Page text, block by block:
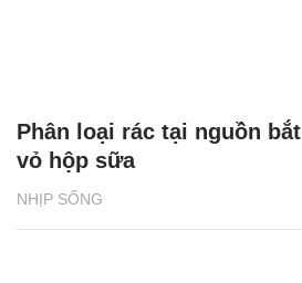
NHỊP SỐNG
Phân loại rác tại nguồn
vỏ hộp sữa